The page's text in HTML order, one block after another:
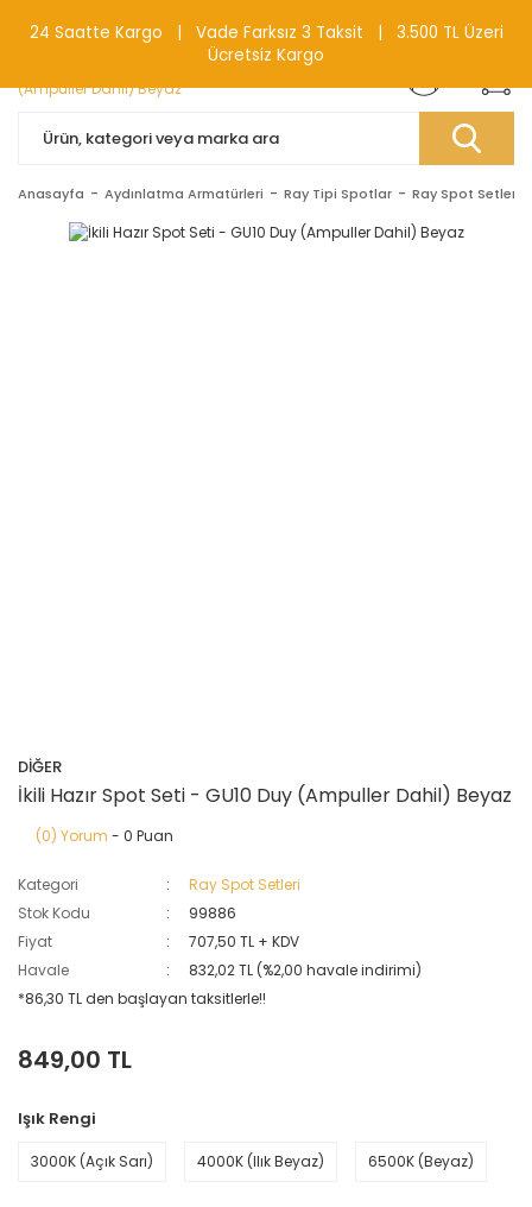
0(212) 240 87 88
Anasayfa Aydınlatma Armatürleri Ray Tipi Spotlar Ray Spot Setleri
DİĞER
İkili Hazır Spot Seti - GU10 Duy (Ampuller Dahil) Beyaz
(0) Yorum - 0 Puan
Kategori
Ray Spot Setleri
Stok Kodu
99886
Fiyat
707,50 TL + KDV
Havale
832,02 TL (%2,00 havale indirimi)
*86,30 TL den başlayan taksitlerle!!
849,00 TL
Işık Rengi
3000K (Açık Sarı) 4000K (Ilık Beyaz) 6500K (Beyaz)
24 Saatte Kargo | Vade Farksız 3 Taksit | 3.500 TL Üzeri
Ücretsiz Kargo